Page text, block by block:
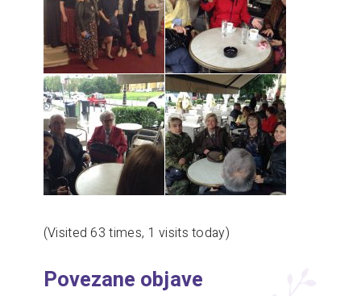
(Visited 63 times, 1 visits today)
Povezane objave